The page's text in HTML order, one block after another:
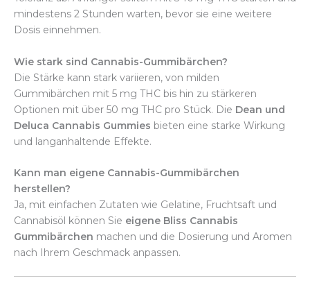
mindestens 2 Stunden warten, bevor sie eine weitere
Dosis einnehmen.
Wie stark sind Cannabis-Gummibärchen?
Die Stärke kann stark variieren, von milden
Gummibärchen mit 5 mg THC bis hin zu stärkeren
Optionen mit über 50 mg THC pro Stück. Die Dean und
Deluca Cannabis Gummies bieten eine starke Wirkung
und langanhaltende Effekte.
Kann man eigene Cannabis-Gummibärchen
herstellen?
Ja, mit einfachen Zutaten wie Gelatine, Fruchtsaft und
Cannabisöl können Sie eigene Bliss Cannabis
Gummibärchen machen und die Dosierung und Aromen
nach Ihrem Geschmack anpassen.